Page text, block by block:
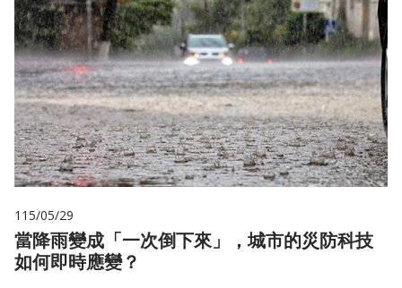
115/05/29
當降雨變成「一次倒下來」，城市的災防科技
如何即時應變？